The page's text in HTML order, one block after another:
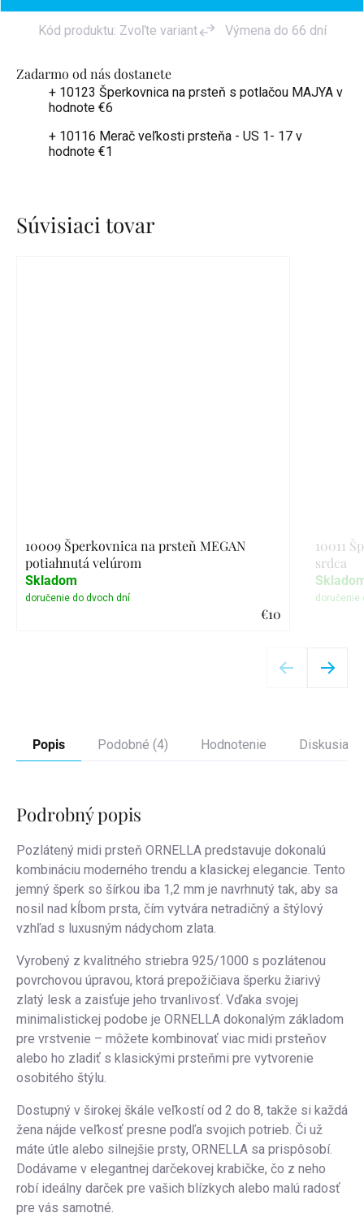
Zadarmo od nás dostanete
+ 10123 Šperkovnica na prsteň s potlačou MAJYA v
hodnote €6
+ 10116 Merač veľkosti prsteňa - US 1- 17 v
hodnote €1
Kód produktu: Zvoľte variant Výmena do 66 dní
Súvisiaci tovar
10009 Šperkovnica na prsteň MEGAN
potiahnutá velúrom
€10
Skladom
10011
srdca
Popis Podobné (4) Hodnotenie Diskusia
Podrobný popis
Pozlátený midi prsteň ORNELLA predstavuje dokonalú
kombináciu moderného trendu a klasickej elegancie. Tento
jemný šperk so šírkou iba 1,2 mm je navrhnutý tak, aby sa
nosil nad kĺbom prsta, čím vytvára netradičný a štýlový
vzhľad s luxusným nádychom zlata.
Vyrobený z kvalitného striebra 925/1000 s pozlátenou
povrchovou úpravou, ktorá prepožičiava šperku žiarivý
zlatý lesk a zaisťuje jeho trvanlivosť. Vďaka svojej
minimalistickej podobe je ORNELLA dokonalým základom
pre vrstvenie – môžete kombinovať viac midi prsteňov
alebo ho zladiť s klasickými prsteňmi pre vytvorenie
osobitého štýlu.
Dostupný v širokej škále veľkostí od 2 do 8, takže si každá
žena nájde veľkosť presne podľa svojich potrieb. Či už
máte útle alebo silnejšie prsty, ORNELLA sa prispôsobí.
Dodávame v elegantnej darčekovej krabičke, čo z neho
robí ideálny darček pre vašich blízkych alebo malú radosť
pre vás samotné.